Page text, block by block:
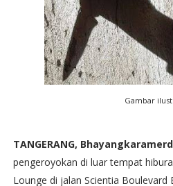
Gambar
TANGERANG,
pengeroyokan di luar tempat
Lounge di jalan Scientia Boulevard